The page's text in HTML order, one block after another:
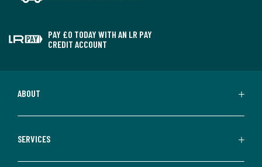
PAY £0 TODAY WITH AN LR PAY
CREDIT ACCOUNT
ABOUT
SERVICES